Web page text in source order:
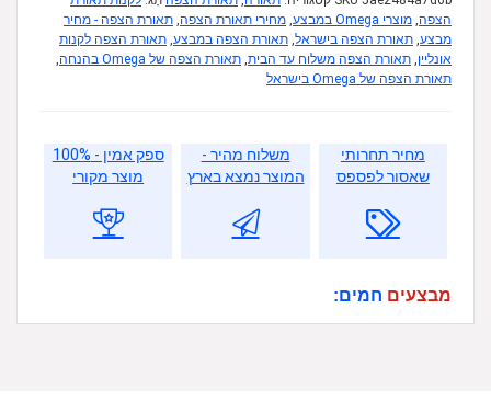
הצפה, מוצרי Omega במבצע , מחירי תאורת הצפה, תאורת הצפה - מחיר
מבצע, תאורת הצפה בישראל, תאורת הצפה במבצע, תאורת הצפה לקנות
אונליין, תאורת הצפה משלוח עד הבית, תאורת הצפה של Omega בהנחה
,
תאורת הצפה של Omega בישראל
מחיר תחרותי
שאסור לפספס
משלוח מהיר -
המוצר נמצא בארץ
ספק אמין - 100%
מוצר מקורי
מבצעים חמים: